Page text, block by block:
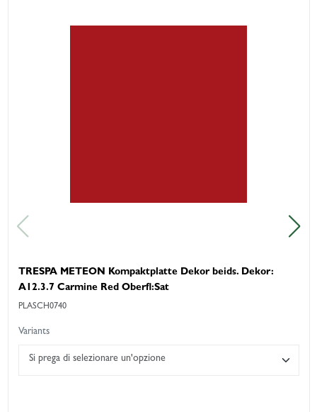
TRESPA METEON Kompaktplatte Dekor beids. Dekor:
A12.3.7 Carmine Red Oberfl:Sat
PLASCH0740
Variants
Si prega di selezionare un'opzione